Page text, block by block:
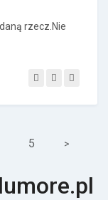
rzecz.Nie
5 >